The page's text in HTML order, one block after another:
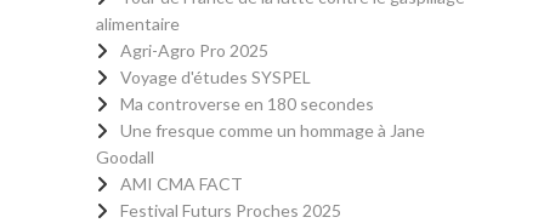
alimentaire
Agri-Agro Pro 2025
Voyage d'études SYSPEL
Ma controverse en 180 secondes
Une fresque comme un hommage à Jane
Goodall
AMI CMA FACT
Festival Futurs Proches 2025